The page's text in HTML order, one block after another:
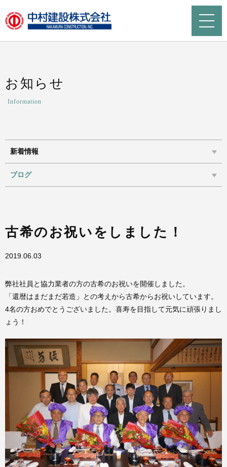
お知らせ
Information
新着情報
ブログ
古希のお祝いをしました！
2019.06.03
弊社社員と協力業者の方の古希のお祝いを開催しました。
「還暦はまだまだ若造」との考えから古希からお祝いしています。
4名の方おめでとうございました。喜寿を目指して元気に頑張りまし
ょう！